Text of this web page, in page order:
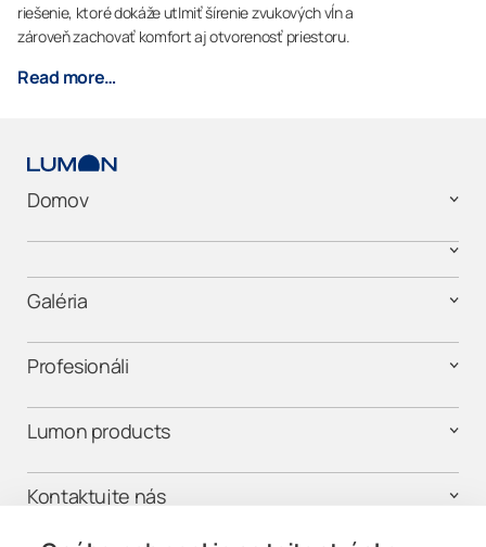
riešenie, ktoré dokáže utlmiť šírenie zvukových vĺn a
zároveň zachovať komfort aj otvorenosť priestoru.
Read more…
Domov
Galéria
Profesionáli
Lumon products
Kontaktujte nás